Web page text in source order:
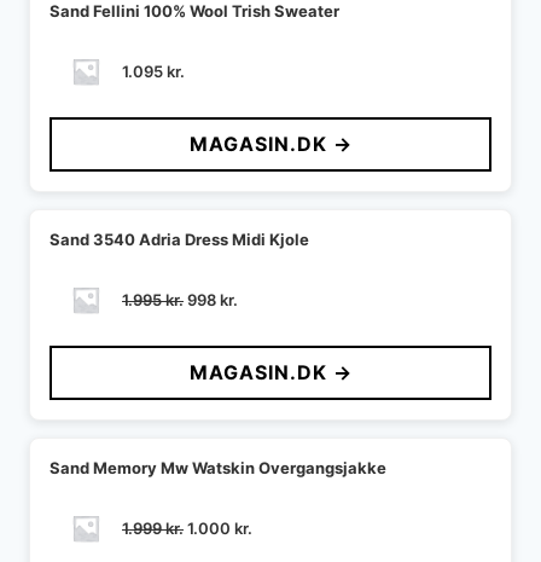
Sand Fellini 100% Wool Trish Sweater
1.095kr.
MAGASIN.DK →
Sand 3540 Adria Dress Midi Kjole
1.995kr.Den
pris
var:
1.995 kr..
998kr.
pris
er:
998 kr..
MAGASIN.DK →
Sand Memory Mw Watskin Overgangsjakke
1.999kr.Den
1.000 kr.